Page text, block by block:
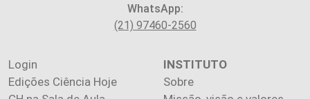
WhatsApp:
(21) 97460-2560
Login
Edições Ciência Hoje
INSTITUTO
Sobre